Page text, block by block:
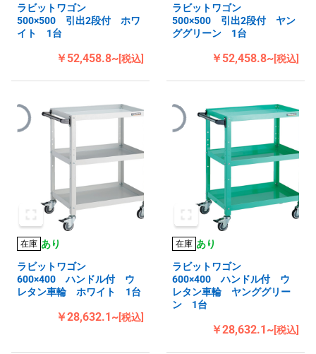
ラビットワゴン
500×500 引出2段付 ホワ
イト 1台
￥52,458.8~[税込]
ラビットワゴン
500×500 引出2段付 ヤン
ググリーン 1台
￥52,458.8~[税込]
在庫 あり
ラビットワゴン
600×400 ハンドル付 ウ
レタン車輪 ホワイト 1台
￥28,632.1~[税込]
在庫 あり
ラビットワゴン
600×400 ハンドル付 ウ
レタン車輪 ヤンググリー
ン 1台
￥28,632.1~[税込]